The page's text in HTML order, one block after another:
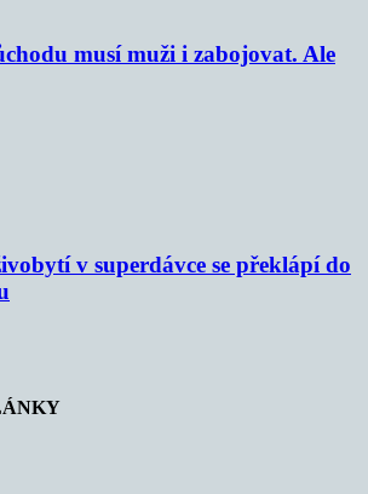
musí muži i zabojovat. Ale
v superdávce se překlápí do